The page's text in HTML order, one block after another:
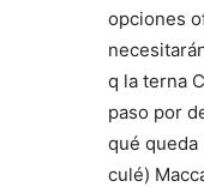
opciones
q la terna
paso por
qué queda
culé)